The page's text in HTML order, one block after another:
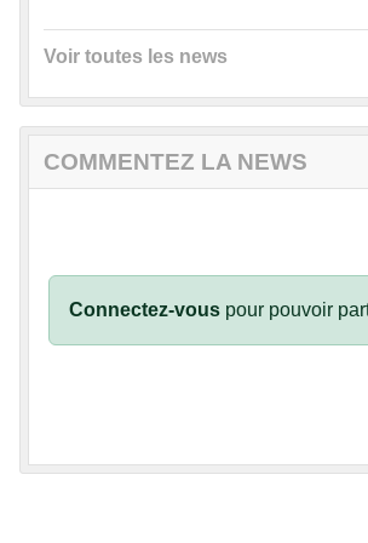
Voir toutes les news
COMMENTEZ LA NEWS
Connectez-vous pour pouvoir